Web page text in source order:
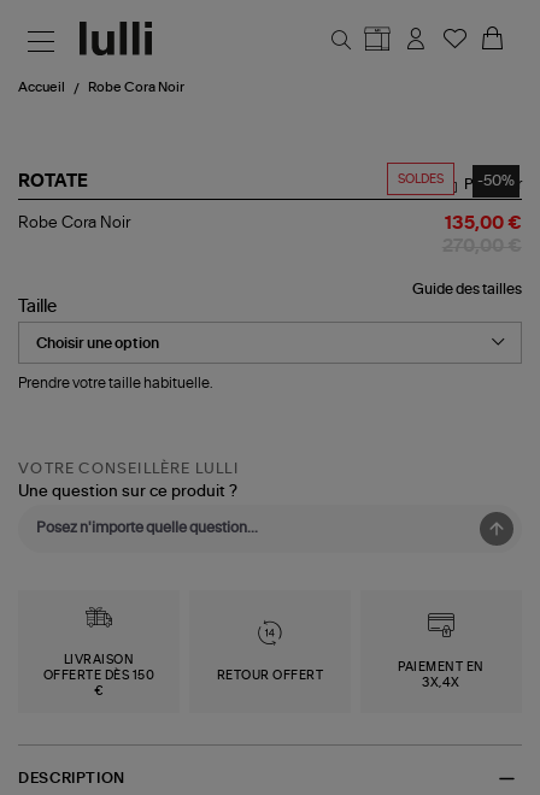
Accueil Robe Cora Noir
SOLDES -50%
ROTATE
Robe
Partager
Robe Cora Noir 135,00 €
Guide des tailles
Taille
Prendre votre taille habituelle.
VOTRE CONSEILLÈRE LULLI
Une question sur ce produit ?
LIVRAISON
OFFERTE DÈS 150
€
RETOUR OFFERT
PAIEMENT EN
3X,4X
DESCRIPTION